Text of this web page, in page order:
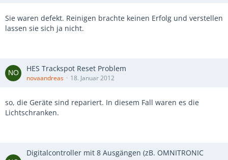
Sie waren defekt. Reinigen brachte keinen Erfolg und verstellen
lassen sie sich ja nicht.
HES Trackspot Reset Problem
novaandreas 18. Januar 2012
so, die Geräte sind repariert. In diesem Fall waren es die
Lichtschranken.
Digitalcontroller mit 8 Ausgängen (zB. OMNITRONIC